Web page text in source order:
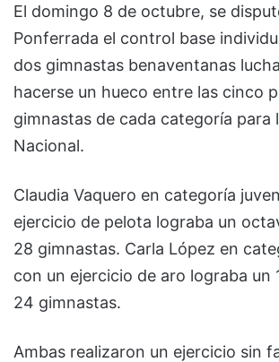
El domingo 8 de octubre, se
Ponferrada el control base
dos gimnastas benaventanas
hacerse un hueco entre las cinco
gimnastas de cada categoría para
Nacional.
Claudia Vaquero en categoría
ejercicio de pelota lograba un
28 gimnastas. Carla López en
con un ejercicio de aro lograba un
24 gimnastas.
Ambas realizaron un ejercicio sin